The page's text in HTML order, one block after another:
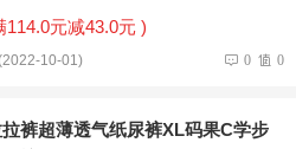
114.0元减43.0元 )
10-01) 0 0
裤超薄透气纸尿裤XL码果C学步